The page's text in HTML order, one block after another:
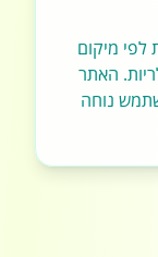
לפי מיקום
האתר
נוחה